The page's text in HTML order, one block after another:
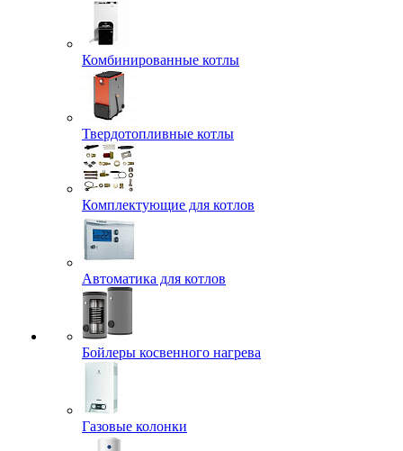
Комбинированные котлы
Твердотопливные котлы
Комплектующие для котлов
Автоматика для котлов
Бойлеры косвенного нагрева
Газовые колонки